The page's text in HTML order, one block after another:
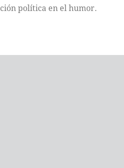
política en el humor.